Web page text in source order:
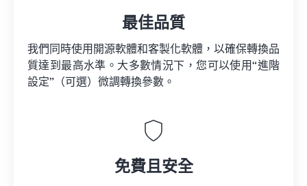
最佳品質
我們同時使用開源軟體和客製化軟體，以確保轉換品
質達到最高水準。大多數情況下，您可以使用“進階
設定”（可選）微調轉換參數。
免費且安全